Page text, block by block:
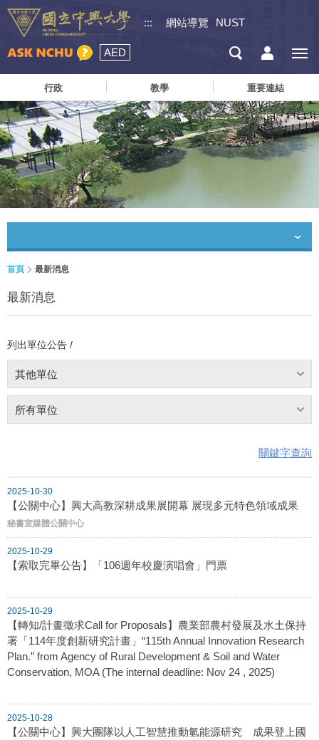
::: 網站導覽 NUST
AED
行政 教學 重要連結
首頁 最新消息
最新消息
列出單位公告 /
其他單位
所有單位
關鍵字查詢
2025-10-30
【公關中心】興大高教深耕成果展開幕 展現多元特色領域成果
秘書室媒體公關中心
2025-10-29
【索取完畢公告】「106週年校慶演唱會」門票
2025-10-29
【轉知/計畫徵求Call for Proposals】農業部農村發展及水土保持
署「114年度創新研究計畫」“115th Annual Innovation Research
Plan.” from Agency of Rural Development & Soil and Water
Conservation, MOA (The internal deadline: Nov 24 , 2025)
2025-10-28
【公關中心】興大團隊以人工智慧推動氫能源研究 成果登上國